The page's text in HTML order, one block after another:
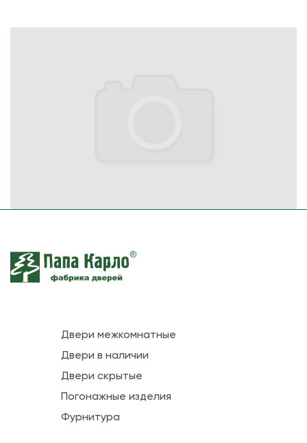
Двери межкомнатные
Двери в наличии
Двери скрытые
Погонажные изделия
Фурнитура